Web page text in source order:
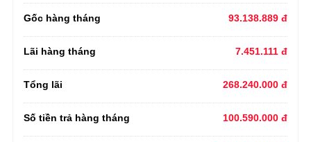
Gốc hàng tháng 93.138.889 đ
Lãi hàng tháng 7.451.111 đ
Tổng lãi 268.240.000 đ
Số tiền trả hàng tháng 100.590.000 đ